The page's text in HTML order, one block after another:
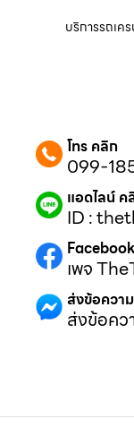
บริการรถเค
โทร คลิก
099-
แอดไลน์ ค
ID :
เพจ
ส่งข้อความ
ส่งข้อคว